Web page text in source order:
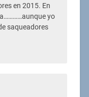
en 2015. En
yo
saqueadores